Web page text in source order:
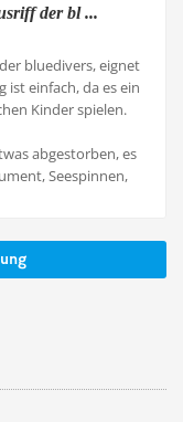
der bl ...
bluedivers, eignet
ist einfach, da es ein
Kinder spielen.
abgestorben, es
Seespinnen,